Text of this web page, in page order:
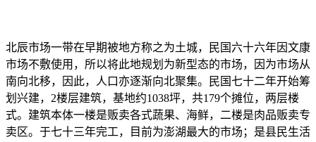
北辰市场一带在早期被地方称之为土城，民国六十六年因文康
市场不敷使用，所以将此地规划为新型态的市场，因为市场从
南向北移，因此，人口亦逐渐向北聚集。民国七十二年开始筹
划兴建，2楼层建筑，基地约1038坪，共179个摊位，两层楼
式。建筑本体一楼是贩卖各式蔬果、海鲜，二楼是肉品贩卖专
卖区。于七十三年完工，目前为澎湖最大的市场；是县民生活